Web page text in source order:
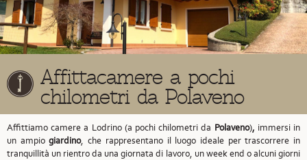
Affittacamere a pochi
chilometri da Polaveno
Affittiamo camere a Lodrino (a pochi chilometri da Polaveno), immersi in
un ampiogiardino, che rappresentano il luogo ideale per trascorrere in
tranquillità un rientro da una giornata di lavoro, un week end o alcuni giorni